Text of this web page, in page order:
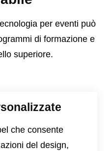
per eventi può
di formazione e
superiore.
che consente
del design,